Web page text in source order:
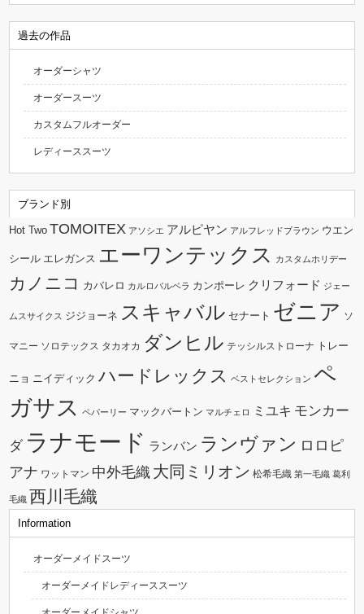
過去の作品
オーダーシャツ
オーダースーツ
カスタムフルオーダー
レディーススーツ
ブランド別
Hot Two TOMOITEX アソシエ アルピヤン アルフレッドブラウン ウエン
シール エレガンス エーワンテックス カスタムホリデー
カノニコ カバレロ カルロバルベラ カンポーレ クリフォード ジェー
ムスサイクス ジジョーネ スキャバル セナート ゼニア ソ
マニー ソロテックス タカオカ ダンヒル テッシルストローナ トレー
ニョ ニイディック ハードレックス ベストセレクション ペ
ガサス
ペパーリー マックバートン マルチェロ ミユキ モンカー
ダ ラナモード ランバン ランヴァン ロロピ
アナ ワットマン 中外毛織大同ミリオン 松希毛織 第一毛織 葛利
毛織 西川毛織
Information
オーダーメイドスーツ
オーダーメイドレディーススーツ